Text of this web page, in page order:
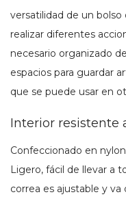
versatilidad de un bolso
realizar diferentes
necesario organizado
espacios para guardar
que se puede usar en
Interior resistente
Confeccionado en
Ligero, fácil de llevar a
correa es ajustable y va